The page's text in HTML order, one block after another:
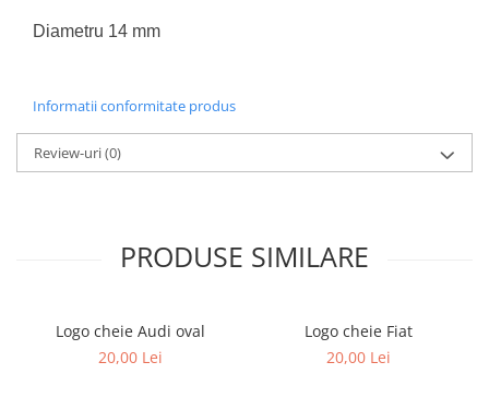
Diametru 14 mm
Informatii conformitate produs
Review-uri(0)
PRODUSE SIMILARE
Logo cheie Audi oval
20,00 Lei
Logo cheie Fiat
20,00 Lei